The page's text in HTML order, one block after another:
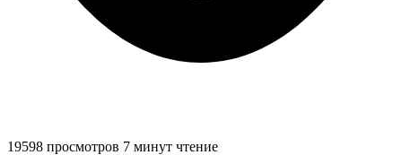
19598 просмотров 7 минут чтение